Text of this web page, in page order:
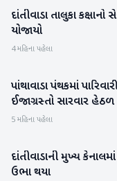
બનાસકાંઠા
દાંતીવાડા તાલુકા કક્ષાનો
યોજાયો
4 મહિના પહેલા
બનાસકાંઠા
પાંથાવાડા પંથકમાં
ઈજાગ્રસ્તો સારવાર હેઠળ
5 મહિના પહેલા
બનાસકાંઠા
દાંતીવાડાની મુખ્ય
ઉભા થયા